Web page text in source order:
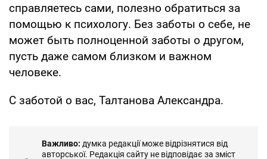
справляетесь сами, полезно обратиться за
помощью к психологу. Без заботы о себе, не
может быть полноценной заботы о другом,
пусть даже самом близком и важном
человеке.
С заботой о вас, Талтанова Александра.
Важливо: думка редакції може відрізнятися від
авторської. Редакція сайту не відповідає за зміст